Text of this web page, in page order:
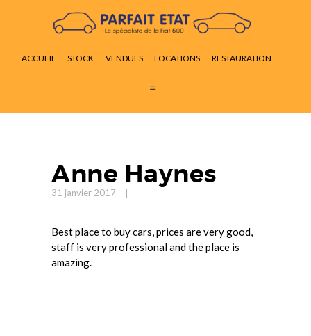
ACCUEIL STOCK VENDUES LOCATIONS RESTAURATION
ACCUEIL
VENDUES
RESTAURATION
Anne Haynes
31 janvier 2017
Best place to buy cars, prices are very good,
staff is very professional and the place is
amazing.